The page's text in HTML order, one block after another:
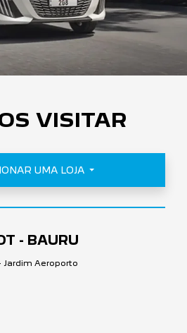
VISITAR
UMA LOJA
- BAURU
Jardim Aeroporto